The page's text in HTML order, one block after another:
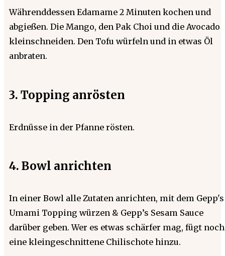
Währenddessen Edamame 2 Minuten kochen und
abgießen. Die Mango, den Pak Choi und die Avocado
kleinschneiden. Den Tofu würfeln und in etwas Öl
anbraten.
3. Topping anrösten
Erdnüsse in der Pfanne rösten.
4. Bowl anrichten
In einer Bowl alle Zutaten anrichten, mit dem Gepp's
Umami Topping würzen & Gepp’s Sesam Sauce
darüber geben. Wer es etwas schärfer mag, fügt noch
eine kleingeschnittene Chilischote hinzu.